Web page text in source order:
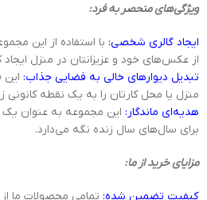
ویژگی‌های منحصر به فرد:
ایجاد گالری شخصی: با استفاده از این
از عکس‌های خود و عزیزانتان در منزل ایجاد
تبدیل دیوارهای خالی به فضایی جذاب: این
منزل یا محل کارتان را به یک نقطه کانونی
هدیه‌ای ماندگار: این مجموعه به عنوان یک
برای سال‌های سال زنده نگه می‌دارد.
مزایای خرید از ما:
کیفیت تضمین شده: تمامی محصولات ما